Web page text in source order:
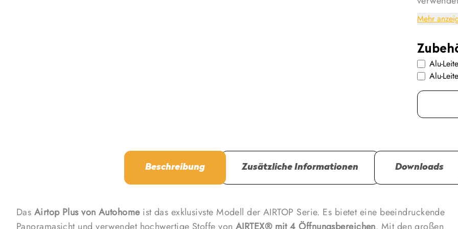
weite
Insekten
Neues
Das
Mehr
Alu-
Alu-
Beschreibung Zusätzliche Informationen Downloads
Das Airtop Plus von Autohomeist das exklusivste Modell der AIRTOP Serie. Es bietet eine beeindruckende